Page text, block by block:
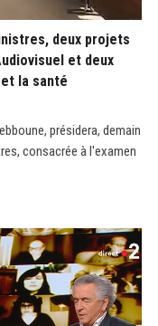
deux projets
et deux
la santé
présidera, demain
consacrée à l'examen